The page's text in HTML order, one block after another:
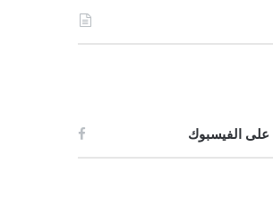
على الفيسبوك